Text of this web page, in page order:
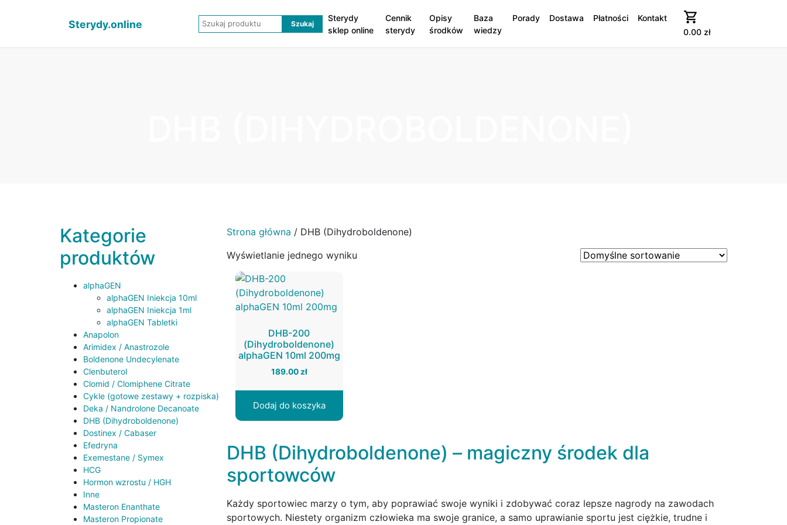
Sterydy.online
Sterydy
sklep online
Cennik
sterydy
Opisy
środków
Baza
wiedzy
Porady Dostawa Płatności
Kontakt
0.00 zł
Strona główna / DHB (Dihydroboldenone)
Wyświetlanie jednego wyniku
DHB-200
(Dihydroboldenone)
alphaGEN 10ml 200mg
189.00 zł
Dodaj do koszyka
DHB (Dihydroboldenone) – magiczny środek dla
sportowców
Każdy sportowiec marzy o tym, aby poprawiać swoje wyniki i zdobywać coraz lepsze nagrody na zawodach
sportowych. Niestety organizm człowieka ma swoje granice, a samo uprawianie sportu jest ciężkie, trudne i
Kategorie
produktów
alphaGEN
alphaGEN Iniekcja 10ml
alphaGEN Iniekcja 1ml
alphaGEN Tabletki
Anapolon
Arimidex / Anastrozole
Boldenone Undecylenate
Clenbuterol
Clomid / Clomiphene Citrate
Cykle (gotowe zestawy + rozpiska)
Deka / Nandrolone Decanoate
DHB (Dihydroboldenone)
Dostinex / Cabaser
Efedryna
Exemestane / Symex
HCG
Hormon wzrostu / HGH
Inne
Masteron Enanthate
Masteron Propionate